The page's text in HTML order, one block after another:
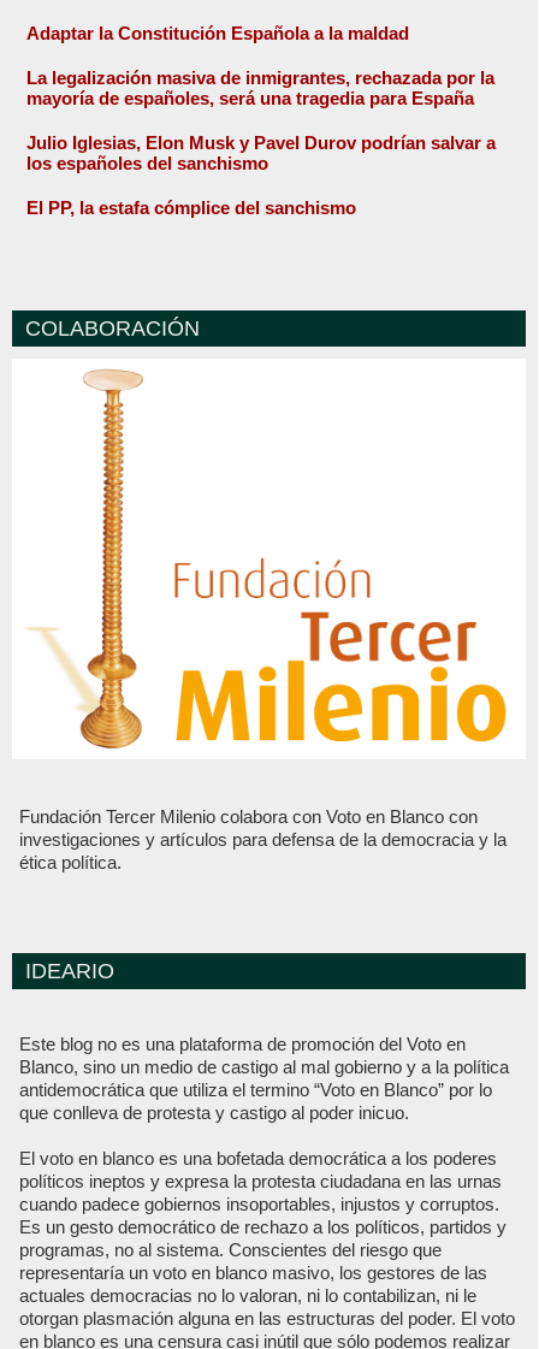
Adaptar la Constitución Española a la maldad
La legalización masiva de inmigrantes, rechazada por la
mayoría de españoles, será una tragedia para España
Julio Iglesias, Elon Musk y Pavel Durov podrían salvar a
los españoles del sanchismo
El PP, la estafa cómplice del sanchismo
COLABORACIÓN
Fundación Tercer Milenio colabora con Voto en Blanco con
investigaciones y artículos para defensa de la democracia y la
ética política.
IDEARIO
Este blog no es una plataforma de promoción del Voto en
Blanco, sino un medio de castigo al mal gobierno y a la política
antidemocrática que utiliza el termino “Voto en Blanco” por lo
que conlleva de protesta y castigo al poder inicuo.
El voto en blanco es una bofetada democrática a los poderes
políticos ineptos y expresa la protesta ciudadana en las urnas
cuando padece gobiernos insoportables, injustos y corruptos.
Es un gesto democrático de rechazo a los políticos, partidos y
programas, no al sistema. Conscientes del riesgo que
representaría un voto en blanco masivo, los gestores de las
actuales democracias no lo valoran, ni lo contabilizan, ni le
otorgan plasmación alguna en las estructuras del poder. El voto
en blanco es una censura casi inútil que sólo podemos realizar